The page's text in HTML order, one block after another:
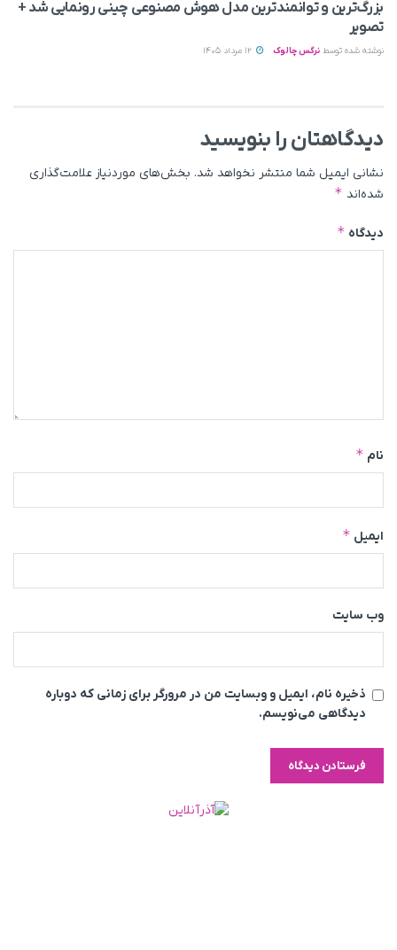
بزرگ‌ترین و توانمندترین مدل هوش مصنوعی چینی رونمایی شد +
تصویر
نوشته شده توسط نرگس چالوک
دیدگاهتان را بنویسید
نشانی ایمیل شما منتشر نخواهد شد. بخش‌های موردنیاز علامت‌گذاری
شده‌اند *
دیدگاه *
نام *
ایمیل *
وب‌ سایت
ذخیره نام، ایمیل و وبسایت من در مرورگر برای زمانی که دوباره
دیدگاهی می‌نویسم.